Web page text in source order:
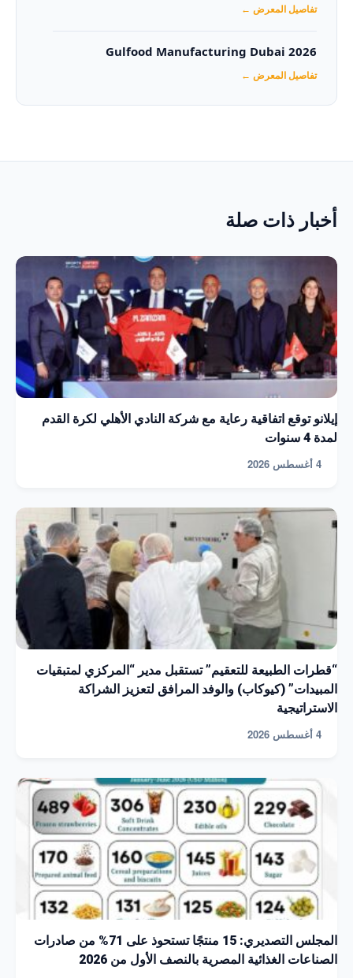
تفاصيل المعرض ←
Gulfood Manufacturing Dubai 2026‏
تفاصيل المعرض ←
أخبار ذات صلة
إيلانو توقع اتفاقية رعاية مع شركة النادي الأهلي لكرة القدم
لمدة 4 سنوات
4 أغسطس 2026
“قطرات الطبيعة للتعقيم” تستقبل مدير “المركزي لمتبقيات
المبيدات” (كيوكاب) والوفد المرافق لتعزيز الشراكة
الاستراتيجية
4 أغسطس 2026
المجلس التصديري: 15 منتجًا تستحوذ على 71% من صادرات
الصناعات الغذائية المصرية بالنصف الأول من 2026